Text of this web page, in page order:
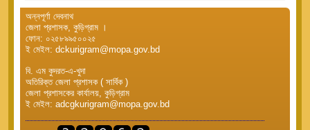
অন্নপূর্ণা দেবনাথ
জেলা প্রশাসক, কুড়িগ্রাম ।
ফোন: ০২৫৮৯৯৫০০২৫
ই মেইল: dckurigram@mopa.gov.bd
বি. এম কুদরত-এ-খুদা
অতিরিক্ত জেলা প্রশাসক ( সার্বিক )
জেলা প্রশাসকের কার্যালয়, কুড়িগ্রাম
ই মেইল: adcgkurigram@mopa.gov.bd